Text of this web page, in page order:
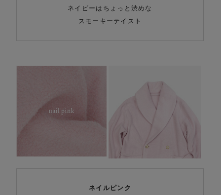
ネイビーはちょっと渋めな
スモーキーテイスト
ネイルピンク